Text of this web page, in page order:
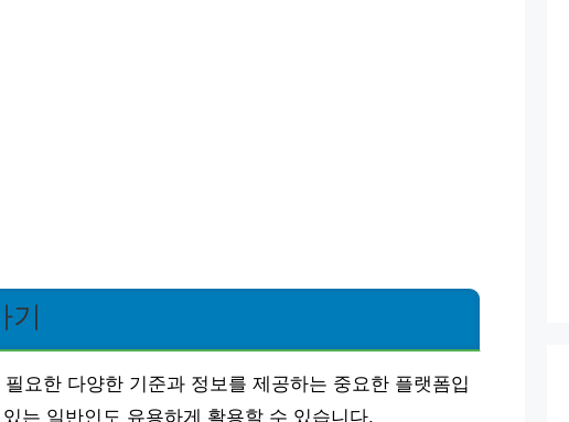
요한 다양한 기준과 정보를 제공하는 중요한 플랫폼입
는 일반인도 유용하게 활용할 수 있습니다.